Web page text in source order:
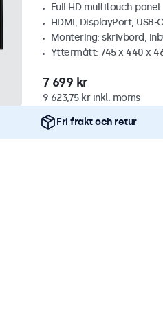
Full HD multitouch panel
HDMI, DisplayPort, USB-
Montering: skrivbord,
Yttermått: 745 x 440 x
7 699 kr
9 623,75 kr inkl. moms
Fri frakt och retur